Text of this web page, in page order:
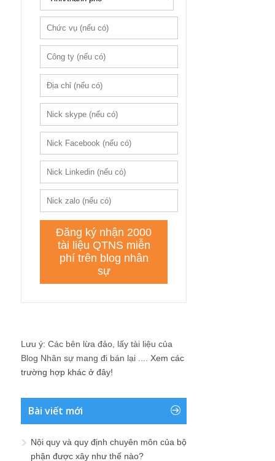
Lưu ý: Các bên lừa đảo, lấy tài liệu của
Blog Nhân sự mang đi bán lại .... Xem các
trường hợp khác ở đây!
Bài viết mới
Nội quy và quy định chuyên môn của bộ
phận được xây như thế nào?